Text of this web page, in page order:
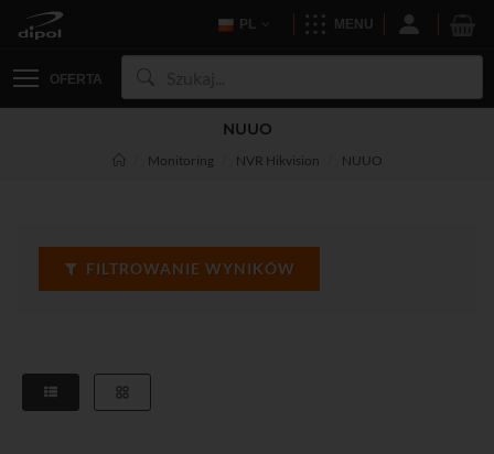
PL MENU
OFERTA
NUUO
Monitoring NVR Hikvision NUUO
FILTROWANIE WYNIKÓW